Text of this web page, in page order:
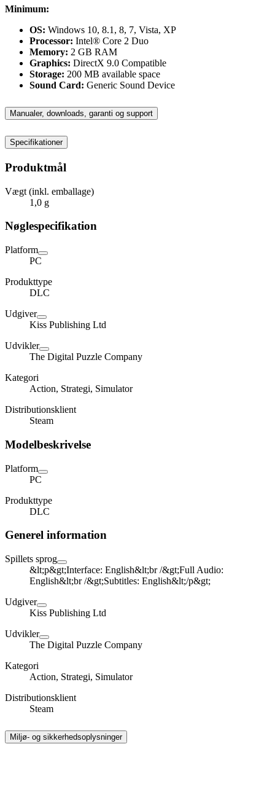
Minimum:
OS: Windows 10, 8.1, 8, 7, Vista, XP
Processor: Intel® Core 2 Duo
Memory: 2 GB RAM
Graphics: DirectX 9.0 Compatible
Storage: 200 MB available space
Sound Card: Generic Sound Device
Manualer, downloads, garanti og support
Specifikationer
Produktmål
Vægt (inkl. emballage)
1,0 g
Nøglespecifikation
Platform
PC
Produkttype
DLC
Udgiver
Kiss Publishing Ltd
Udvikler
The Digital Puzzle Company
Kategori
Action, Strategi, Simulator
Distributionsklient
Steam
Modelbeskrivelse
Platform
PC
Produkttype
DLC
Generel information
Spillets sprog
&lt;p&gt;Interface: English&lt;br /&gt;Full Audio:
English&lt;br /&gt;Subtitles: English&lt;/p&gt;
Udgiver
Kiss Publishing Ltd
Udvikler
The Digital Puzzle Company
Kategori
Action, Strategi, Simulator
Distributionsklient
Steam
Miljø- og sikkerhedsoplysninger